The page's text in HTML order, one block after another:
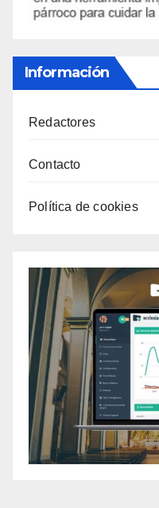
Información
Redactores
Contacto
Política de cookies